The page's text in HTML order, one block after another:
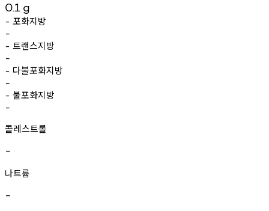
0.1 g
- 포화지방
-
- 트랜스지방
-
- 다불포화지방
-
- 불포화지방
-
콜레스트롤
-
나트륨
-